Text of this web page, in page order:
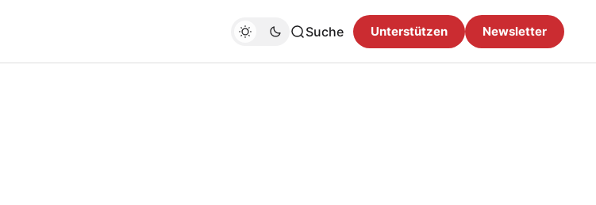
Suche Unterstützen Newsletter